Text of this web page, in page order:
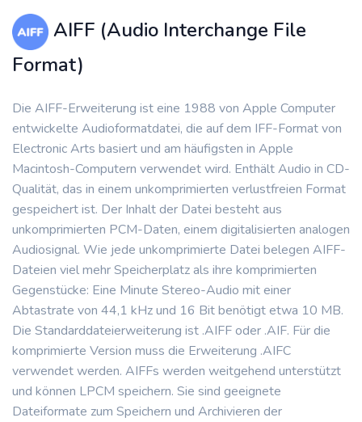
AIFF (Audio Interchange File
Format)
Die AIFF-Erweiterung ist eine 1988 von Apple Computer
entwickelte Audioformatdatei, die auf dem IFF-Format von
Electronic Arts basiert und am häufigsten in Apple
Macintosh-Computern verwendet wird. Enthält Audio in CD-
Qualität, das in einem unkomprimierten verlustfreien Format
gespeichert ist. Der Inhalt der Datei besteht aus
unkomprimierten PCM-Daten, einem digitalisierten analogen
Audiosignal. Wie jede unkomprimierte Datei belegen AIFF-
Dateien viel mehr Speicherplatz als ihre komprimierten
Gegenstücke: Eine Minute Stereo-Audio mit einer
Abtastrate von 44,1 kHz und 16 Bit benötigt etwa 10 MB.
Die Standarddateierweiterung ist .AIFF oder .AIF. Für die
komprimierte Version muss die Erweiterung .AIFC
verwendet werden. AIFFs werden weitgehend unterstützt
und können LPCM speichern. Sie sind geeignete
Dateiformate zum Speichern und Archivieren der